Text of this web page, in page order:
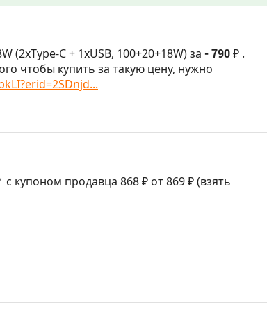
(2xType-C + 1xUSB, 100+20+18W) за - 790 ₽ .
чтобы купить за такую цену, нужно
с купоном продавца 868 ₽ от 869 ₽ (взять